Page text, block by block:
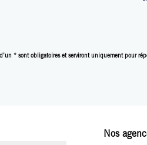
* sont obligatoires et serviront uniquement pour
Nos